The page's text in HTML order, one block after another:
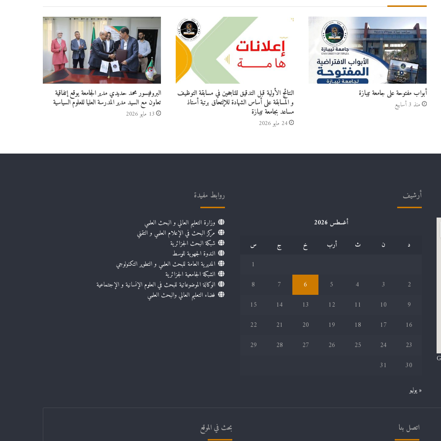
أبواب مفتوحة على جامعة تيبازة
منذ 3 أسابيع
النتائج الأولية قبل التدقيق للناجحين في مسابقة التوظيف
و المسابقة على أساس الشهادة للإلتحاق برتبة أستاذ
مساعد بجامعة تيبازة
24 مايو 2026
البروفيسور محمد حديدي مدير الجامعة يوقع إتفاقية
تعاون مع السيد مدير المدرسة العليا للعلوم السياسية
13 مايو 2026
أرشيف
أغسطس 2026
د
ن ث أرب خ ج
س
1
2
3
4
5
6
7
8
9
10
11
12
13
14
15
16
17
18
19
20
21
22
23
24
25
26
27
28
29
30
31
« يوليو
روابط مفيدة
وزارة التعليم العالي و البحث العلمي
مركز البحث في الإعلام العلمي و التقني
شبكة البحث الجزائرية
الندوة الجهوية للوسط
المديرية العامة للبحث العلمي و التطوير التكنولوجي
الشبكة الجامعية الجزائرية
الوكالة الموضوعاتية للبحث في العلوم الإنسانية و الإجتماعية
فضاء التعليم العالي والبحث العلمي
اتصل بنا بحث في الموقع